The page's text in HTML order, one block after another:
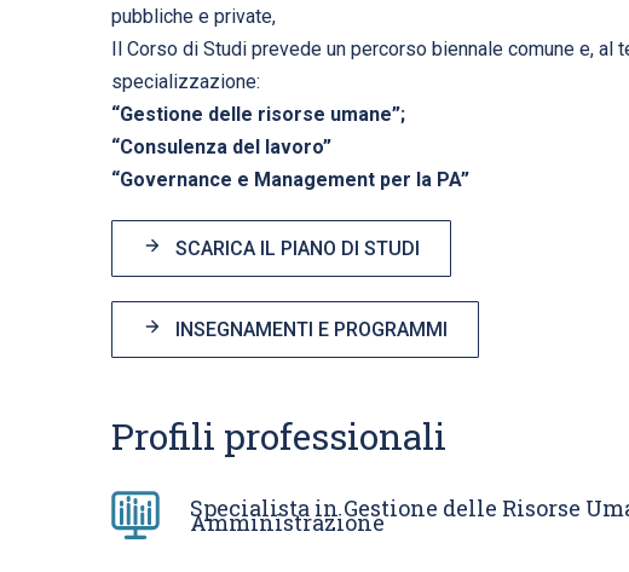
pubbliche e private,
Il Corso di Studi prevede un percorso biennale comune e, al
specializzazione:
“Gestione delle risorse umane”;
“Consulenza del lavoro”
“Governance e Management per la PA”
SCARICA IL PIANO DI STUDI
INSEGNAMENTI E PROGRAMMI
Profili professionali
Specialista in Gestione delle Risorse
Amministrazione